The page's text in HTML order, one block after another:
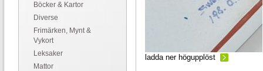
Böcker & Kartor
Diverse
Frimärken, Mynt &
Vykort
Leksaker
Mattor
ladda ner högupplöst